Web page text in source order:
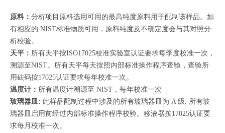
原料： 分析项目原料选用可用的最高纯度原料用于配制该样品。如
有相应的 NIST标准物质可用，原料纯度及不确定度会与其对照分
析校验。
天平： 所有天平按ISO17025校准实验室认证要求每季度校准一次，
溯源至NIST。所有天平每天按照内部标准操作程序查验，查验所
用砝码按17025认证要求每年校准一次。
温度计： 所有温度计溯源至 NIST，每年校准一次
玻璃器皿: 此样品配制过程中涉及的所有玻璃器皿为 A 级. 所有玻
璃器皿启用前经过内部标准操作程序校验。移液器按17025认证要
求每月校准一次。